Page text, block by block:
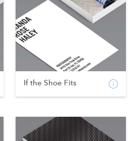
If the Shoe Fits